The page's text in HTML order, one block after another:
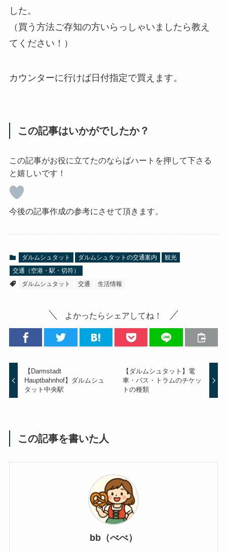
した。
（買う方法ご存知の方いらっしゃいましたら教え
てください！）
カウンターに行けば日付指定で買えます。
この記事はいかがでしたか？
この記事がお役に立てたのならばハートを押して下さる
と嬉しいです！
今後の記事作成の参考にさせて頂きます。
ダルムシュタット ダルムシュタットの交通案内
観光
交通（空港・駅・切符）
ダルムシュタット
交通 生活情報
よかったらシェアしてね！
【Darmstadt
Hauptbahnhof】ダルムシュ
タット中央駅
【ダルムシュタット】電
車・バス・トラムのチケッ
トの種類
この記事を書いた人
bb（べべ）